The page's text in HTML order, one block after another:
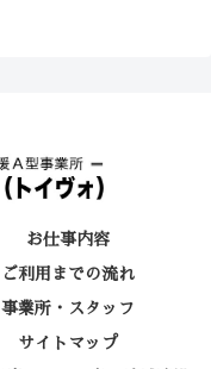
お仕事内容
ご利用までの流れ
事業所・スタッフ
サイトマップ